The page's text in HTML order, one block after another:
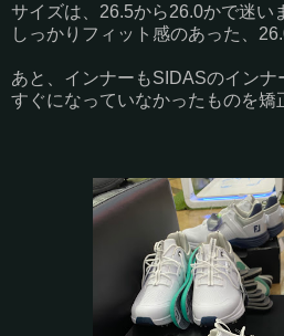
サイズは、26.5から26.0かで迷い
しっかりフィット感のあった、
あと、インナーもSIDASのインナ
すぐになっていなかったものを矯